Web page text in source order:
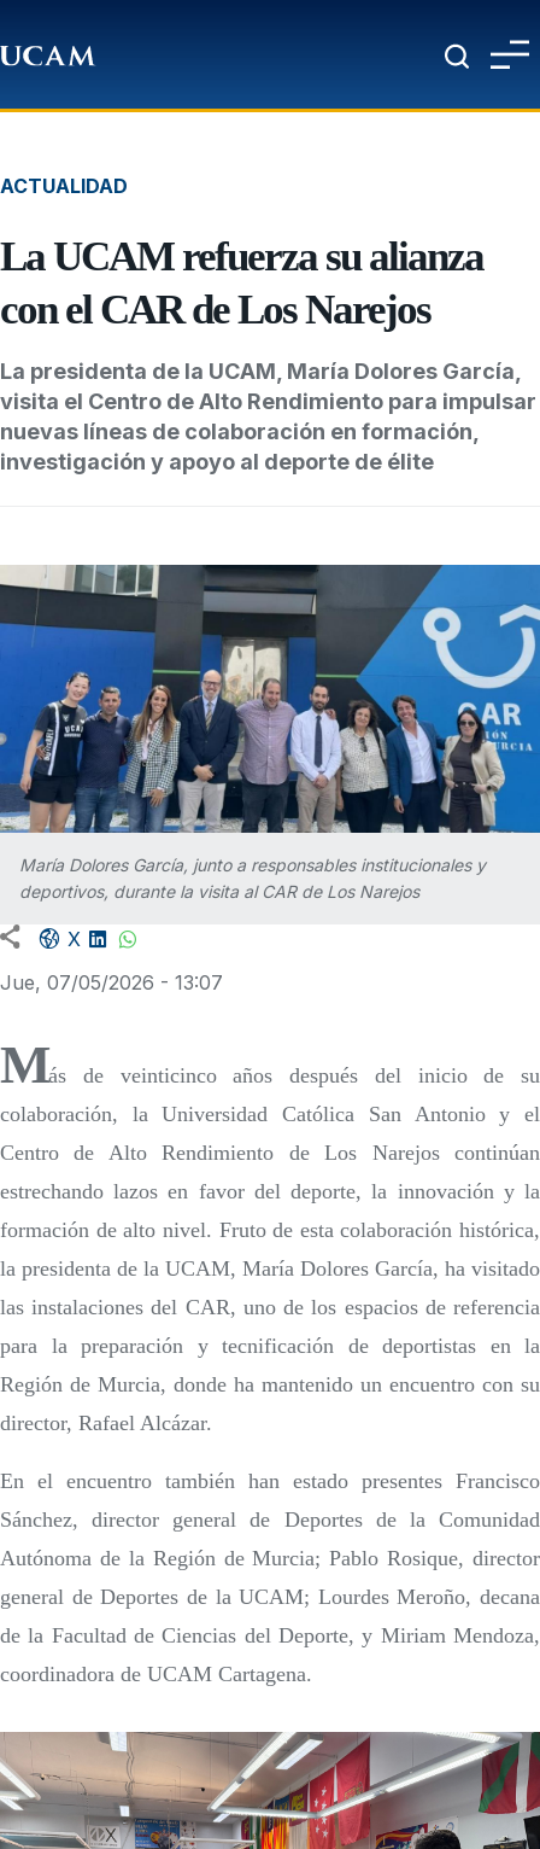
ACTUALIDAD
La UCAM refuerza su alianza
con el CAR de Los Narejos
La presidenta de la UCAM, María Dolores García,
visita el Centro de Alto Rendimiento para impulsar
nuevas líneas de colaboración en formación,
investigación y apoyo al deporte de élite
María Dolores García, junto a responsables institucionales y
deportivos, durante la visita al CAR de Los Narejos
Facebook share
X LinkedIn
Jue, 07/05/2026 - 13:07
Más de veinticinco años después del inicio de su
colaboración, la Universidad Católica San Antonio y el
Centro de Alto Rendimiento de Los Narejos continúan
estrechando lazos en favor del deporte, la innovación y la
formación de alto nivel. Fruto de esta colaboración histórica,
la presidenta de la UCAM, María Dolores García, ha visitado
las instalaciones del CAR, uno de los espacios de referencia
para la preparación y tecnificación de deportistas en la
Región de Murcia, donde ha mantenido un encuentro con su
director, Rafael Alcázar.
En el encuentro también han estado presentes Francisco
Sánchez, director general de Deportes de la Comunidad
Autónoma de la Región de Murcia; Pablo Rosique, director
general de Deportes de la UCAM; Lourdes Meroño, decana
de la Facultad de Ciencias del Deporte, y Miriam Mendoza,
coordinadora de UCAM Cartagena.